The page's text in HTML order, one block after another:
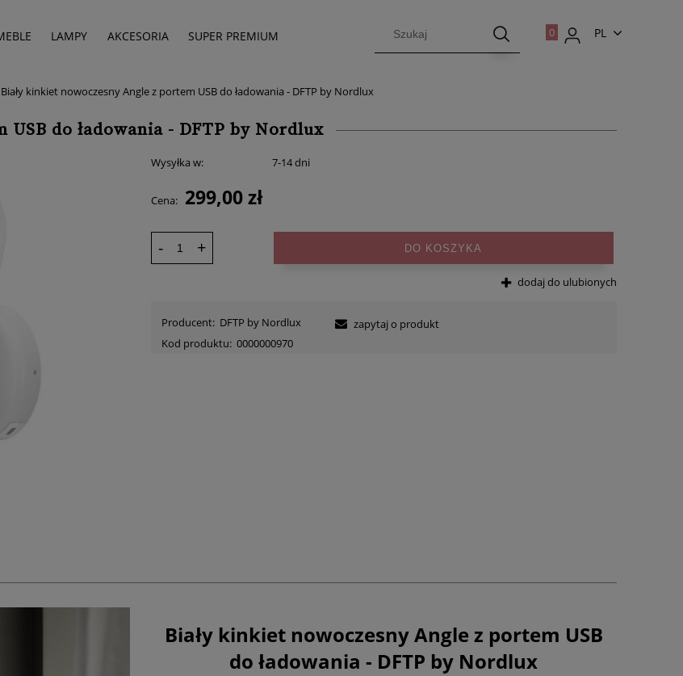
LAMPY AKCESORIA SUPER PREMIUM
PL
Biały kinkiet nowoczesny Angle z portem USB do ładowania - DFTP by Nordlux
do ładowania - DFTP by Nordlux
Wysyłka w: 7-14 dni
Cena: 299,00 zł
- + DO KOSZYKA
dodaj do ulubionych
Producent: DFTP by Nordlux
Kod produktu: 0000000970
zapytaj o produkt
Biały kinkiet nowoczesny Angle z portem USB
do ładowania - DFTP by Nordlux